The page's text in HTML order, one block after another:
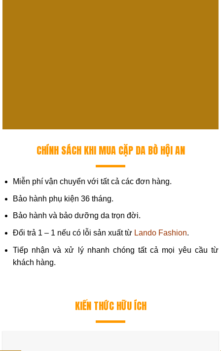
CHÍNH SÁCH KHI MUA CẶP DA BÒ HỘI AN
Miễn phí vận chuyển với tất cả các đơn hàng.
Bảo hành phụ kiện 36 tháng.
Bảo hành và bảo dưỡng da trọn đời.
Đổi trả 1 – 1 nếu có lỗi sản xuất từ Lando Fashion.
Tiếp nhận và xử lý nhanh chóng tất cả mọi yêu cầu từ
khách hàng.
KIẾN THỨC HỮU ÍCH